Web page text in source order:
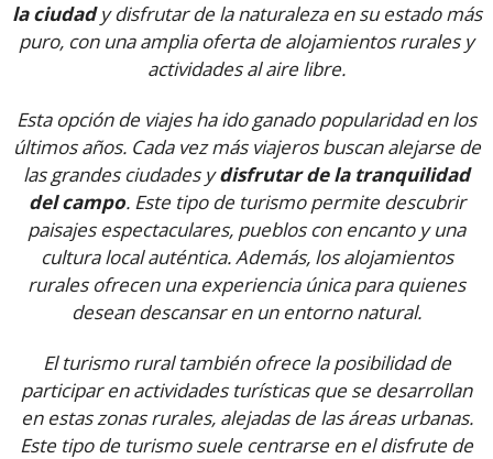
la ciudady disfrutar de la naturaleza en su estado más
puro, con una amplia oferta de alojamientos rurales y
actividades al aire libre.
Esta opción de viajes ha ido ganado popularidad en los
últimos años. Cada vez más viajeros buscan alejarse de
las grandes ciudades ydisfrutar de la tranquilidad
del campo. Este tipo de turismo permite descubrir
paisajes espectaculares, pueblos con encanto y una
cultura local auténtica. Además, los alojamientos
rurales ofrecen una experiencia única para quienes
desean descansar en un entorno natural.
El turismo rural también ofrece la posibilidad de
participar en actividades turísticas que se desarrollan
en estas zonas rurales, alejadas de las áreas urbanas.
Este tipo de turismo suele centrarse en el disfrute de